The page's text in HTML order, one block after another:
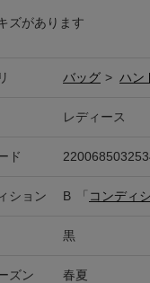
ズがあります
バッグ > ハン
レディース
ド
ション B 「 コンディ
黒
ズン 春夏